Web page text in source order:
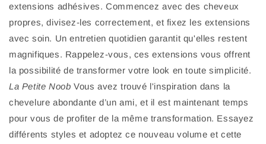
extensions adhésives. Commencez avec des cheveux
propres, divisez-les correctement, et fixez les extensions
avec soin. Un entretien quotidien garantit qu'elles restent
magnifiques. Rappelez-vous, ces extensions vous offrent
la possibilité de transformer votre look en toute simplicité.
La Petite Noob Vous avez trouvé l'inspiration dans la
chevelure abondante d’un ami, et il est maintenant temps
pour vous de profiter de la même transformation. Essayez
différents styles et adoptez ce nouveau volume et cette